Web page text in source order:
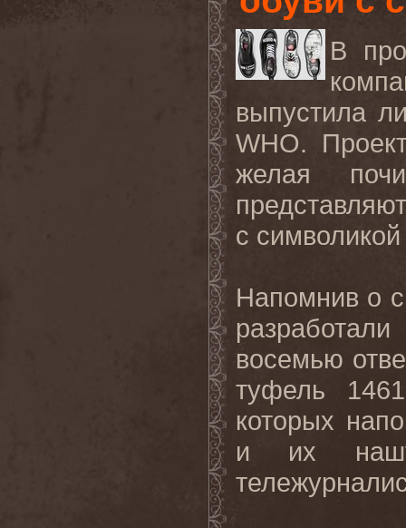
В
выпустила
WHO.
желая
с
Напомнив о
восемью
туфель
которых
и их